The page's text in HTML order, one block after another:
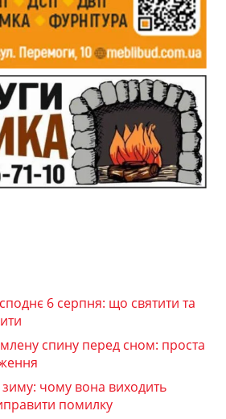
6 серпня: що святити та
спину перед сном: проста
зиму: чому вона виходить
помилку